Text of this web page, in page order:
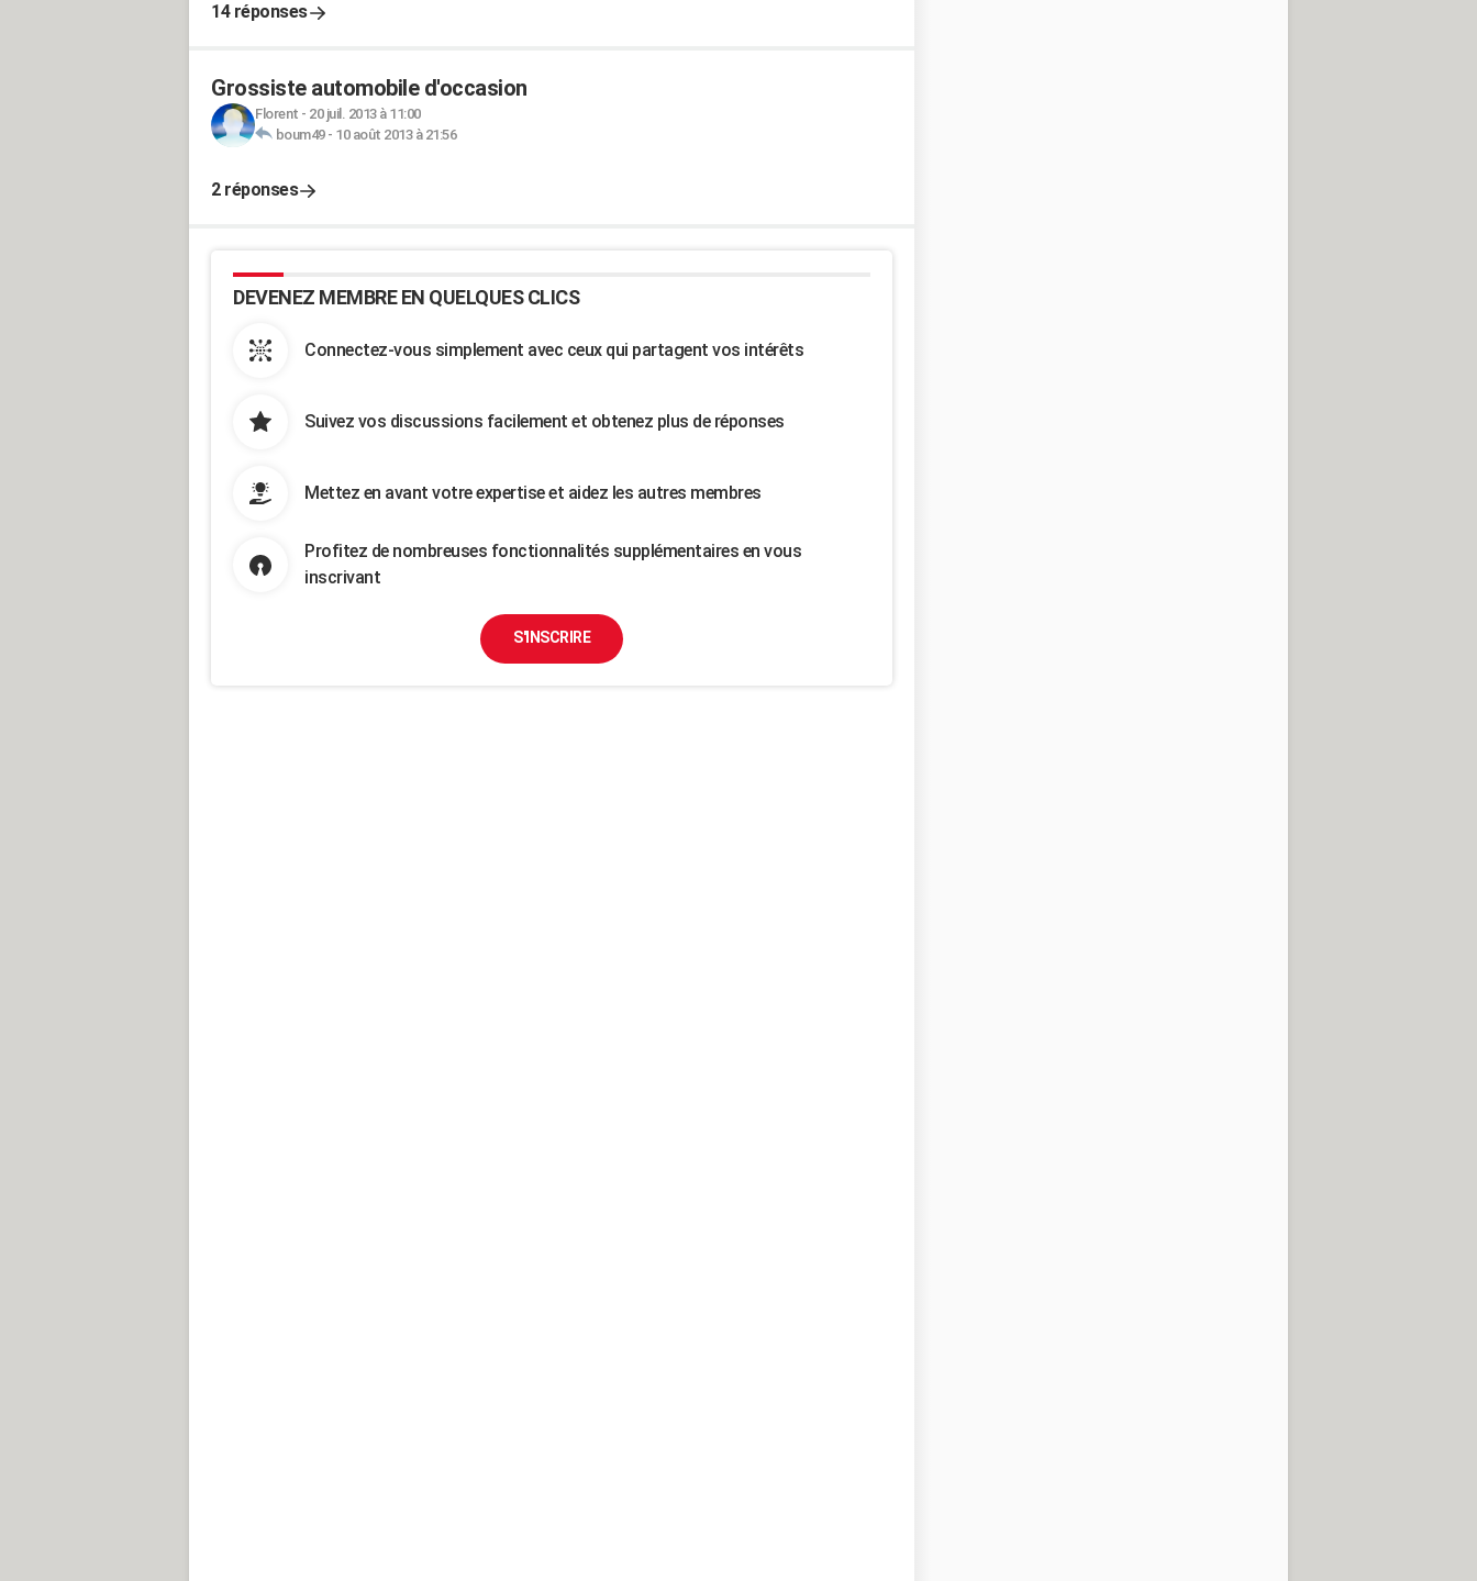
14 réponses
Grossiste automobile d'occasion
Florent - 20 juil. 2013 à 11:00
boum49- 10 août 2013 à 21:56
2 réponses
DEVENEZ MEMBRE EN QUELQUES CLICS
Connectez-vous simplement avec ceux qui partagent vos intérêts
Suivez vos discussions facilement et obtenez plus de réponses
Mettez en avant votre expertise et aidez les autres membres
Profitez de nombreuses fonctionnalités supplémentaires en vous
inscrivant
S'INSCRIRE